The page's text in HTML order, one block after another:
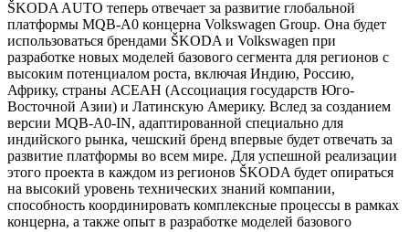
платформы MQB-A0 концерна Volkswagen Group. Она будет
использоваться брендами ŠKODA и Volkswagen при
разработке новых моделей базового сегмента для регионов с
высоким потенциалом роста, включая Индию, Россию,
Африку, страны АСЕАН (Ассоциация государств Юго-
Восточной Азии) и Латинскую Америку. Вслед за созданием
версии MQB-A0-IN, адаптированной специально для
индийского рынка, чешский бренд впервые будет отвечать за
развитие платформы во всем мире. Для успешной реализации
этого проекта в каждом из регионов ŠKODA будет опираться
на высокий уровень технических знаний компании,
способность координировать комплексные процессы в рамках
концерна, а также опыт в разработке моделей базового
сегмента.